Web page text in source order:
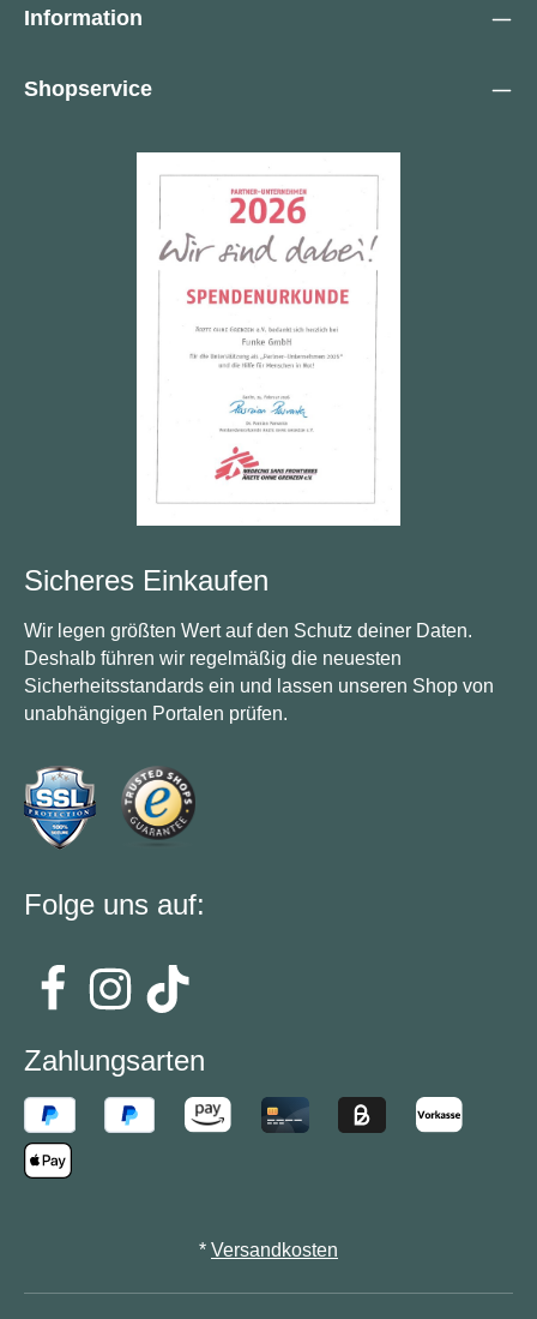
Information
Shopservice
Sicheres Einkaufen
Wir legen größten Wert auf den Schutz deiner Daten.
Deshalb führen wir regelmäßig die neuesten
Sicherheitsstandards ein und lassen unseren Shop von
unabhängigen Portalen prüfen.
Folge uns auf:
Zahlungsarten
* Versandkosten